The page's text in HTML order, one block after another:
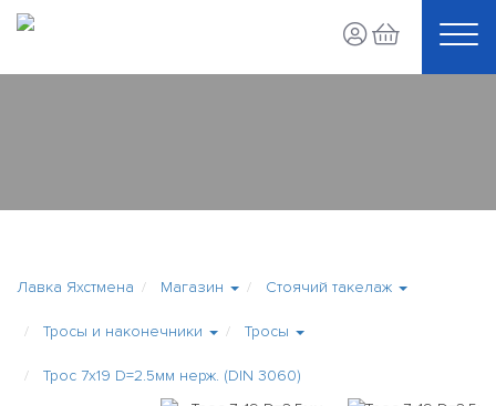
Лавка Яхстмена Магазин Стоячий такелаж
Тросы и наконечники Тросы
Трос 7х19 D=2.5мм нерж. (DIN 3060)